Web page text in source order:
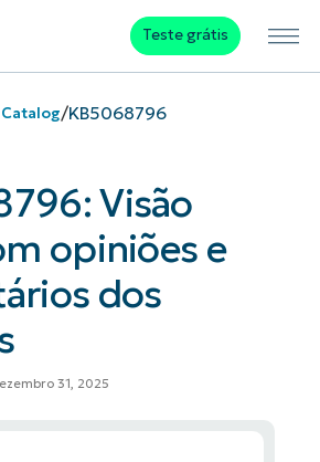
Teste grátis
Catalog/KB5068796
Visão
opiniões e
dos
31, 2025